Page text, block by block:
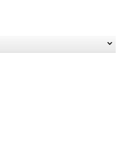
ist natürlich auch ein
übereinstimmen.